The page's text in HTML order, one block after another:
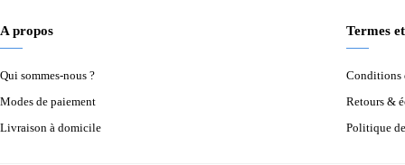
A propos
Qui sommes-nous ?
Modes de paiement
Livraison à domicile
Termes
Conditions
Retours &
Politique